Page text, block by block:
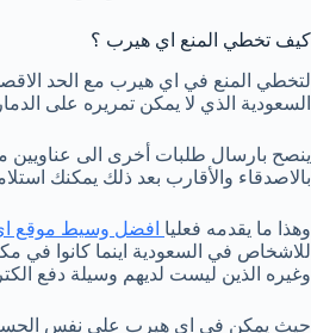
كيف تخطي المنع اي هيرب ؟
لتخطي المنع في اي هيرب مع الحد
السعودية الذي لا يمكن تمريره على
ينصح بارسال طلبات أخرى الى
بالاصدقاء والأقارب بعد ذلك يمكنك
وهذا ما يقدمه فعليا افضل وسيط موقع
للاشخاص في السعودية اينما كانوا في
وغيره الذين ليست لديهم وسيلة دفع
حيث يمكن في اي هيرب على نفس